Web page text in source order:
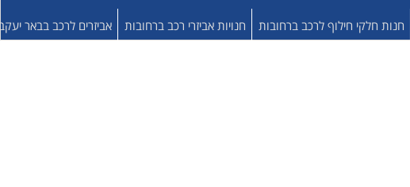
חנות חלקי חילוף לרכב ברחובות חנויות אביזרי רכב ברחובות אביזרים לרכב בבאר